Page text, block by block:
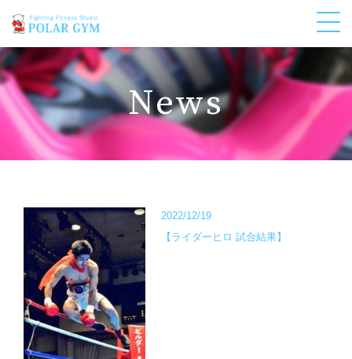
News
2022/12/19
【ライダーヒロ 試合結果】